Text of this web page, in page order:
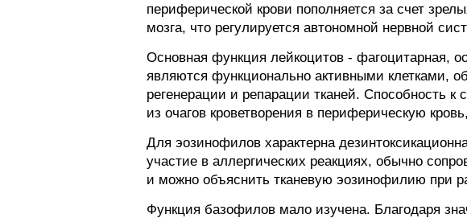
периферической крови пополняется за счет
мозга, что регулируется автономной нервной
Основная функция лейкоцитов - фагоцитарная,
являются функционально активными клетками,
регенерации и репарации тканей. Способность
из очагов кроветворения в периферическую
Для эозинофилов характерна
участие в аллергических реакциях, обычно
и можно объяснить тканевую эозинофилию при
Функция базофилов мало изучена. Благодаря